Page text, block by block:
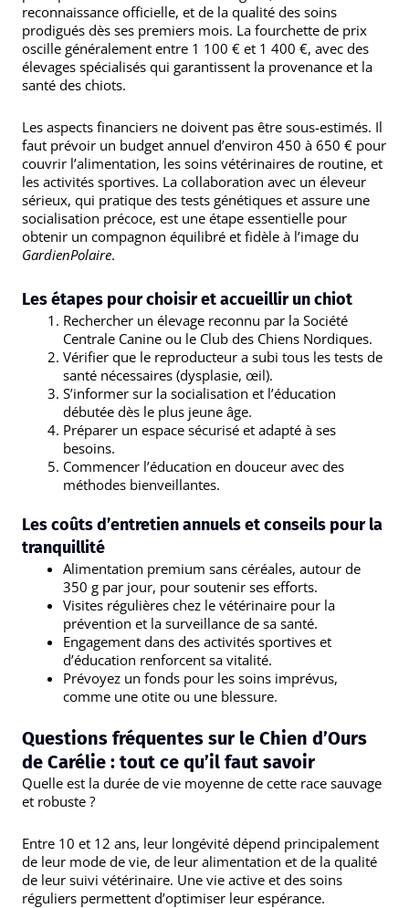
reconnaissance officielle, et de la qualité des soins
prodigués dès ses premiers mois. La fourchette de prix
oscille généralement entre 1 100 € et 1 400 €, avec des
élevages spécialisés qui garantissent la provenance et la
santé des chiots.
Les aspects financiers ne doivent pas être sous-estimés. Il
faut prévoir un budget annuel d’environ 450 à 650 € pour
couvrir l’alimentation, les soins vétérinaires de routine, et
les activités sportives. La collaboration avec un éleveur
sérieux, qui pratique des tests génétiques et assure une
socialisation précoce, est une étape essentielle pour
obtenir un compagnon équilibré et fidèle à l’image du
GardienPolaire.
Les étapes pour choisir et accueillir un chiot
Rechercher un élevage reconnu par la Société
Centrale Canine ou le Club des Chiens Nordiques.
Vérifier que le reproducteur a subi tous les tests de
santé nécessaires (dysplasie, œil).
S’informer sur la socialisation et l’éducation
débutée dès le plus jeune âge.
Préparer un espace sécurisé et adapté à ses
besoins.
Commencer l’éducation en douceur avec des
méthodes bienveillantes.
Les coûts d’entretien annuels et conseils pour la
tranquillité
Alimentation premium sans céréales, autour de
350 g par jour, pour soutenir ses efforts.
Visites régulières chez le vétérinaire pour la
prévention et la surveillance de sa santé.
Engagement dans des activités sportives et
d’éducation renforcent sa vitalité.
Prévoyez un fonds pour les soins imprévus,
comme une otite ou une blessure.
Questions fréquentes sur le Chien d’Ours
de Carélie : tout ce qu’il faut savoir
Quelle est la durée de vie moyenne de cette race sauvage
et robuste ?
Entre 10 et 12 ans, leur longévité dépend principalement
de leur mode de vie, de leur alimentation et de la qualité
de leur suivi vétérinaire. Une vie active et des soins
réguliers permettent d’optimiser leur espérance.